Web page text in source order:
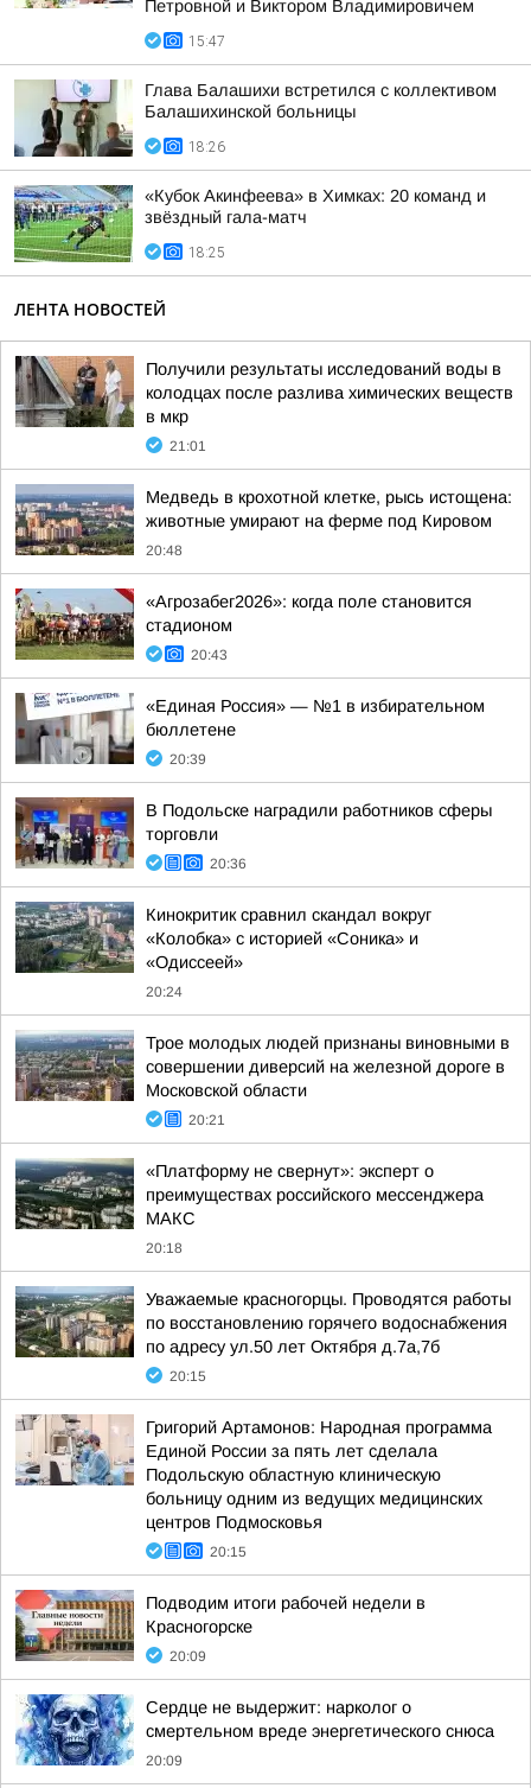
Петровной и Виктором Владимировичем
15:47
Глава Балашихи встретился с коллективом
Балашихинской больницы
18:26
«Кубок Акинфеева» в Химках: 20 команд и
звёздный гала-матч
18:25
ЛЕНТА НОВОСТЕЙ
Получили результаты исследований воды в
колодцах после разлива химических веществ
в мкр
21:01
Медведь в крохотной клетке, рысь истощена:
животные умирают на ферме под Кировом
20:48
«Агрозабег2026»: когда поле становится
стадионом
20:43
«Единая Россия» — №1 в избирательном
бюллетене
20:39
В Подольске наградили работников сферы
торговли
20:36
Кинокритик сравнил скандал вокруг
«Колобка» с историей «Соника» и
«Одиссеей»
20:24
Трое молодых людей признаны виновными в
совершении диверсий на железной дороге в
Московской области
20:21
«Платформу не свернут»: эксперт о
преимуществах российского мессенджера
МАКС
20:18
Уважаемые красногорцы. Проводятся работы
по восстановлению горячего водоснабжения
по адресу ул.50 лет Октября д.7а,7б
20:15
Григорий Артамонов: Народная программа
Единой России за пять лет сделала
Подольскую областную клиническую
больницу одним из ведущих медицинских
центров Подмосковья
20:15
Подводим итоги рабочей недели в
Красногорске
20:09
Сердце не выдержит: нарколог о
смертельном вреде энергетического снюса
20:09